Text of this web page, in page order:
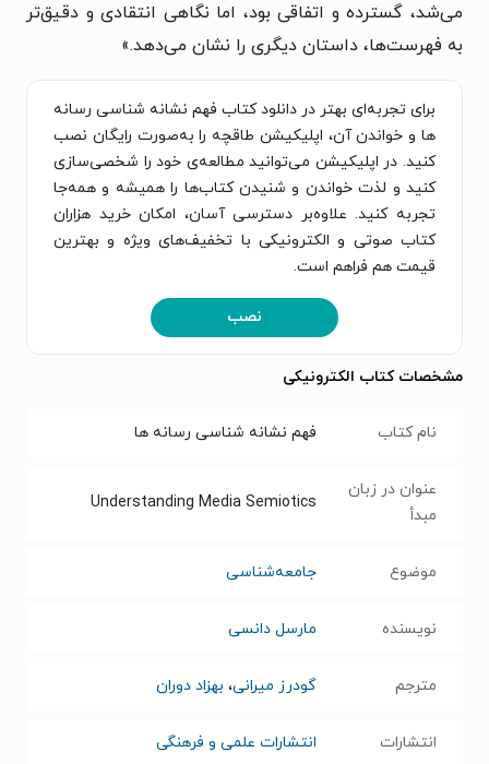
می‌شد، گسترده و اتفاقی بود، اما نگاهی انتقادی و دقیق‌تر
به فهرست‌ها، داستان دیگری را نشان می‌دهد.»
برای تجربه‌ای بهتر در دانلود کتاب فهم نشانه شناسی رسانه
ها و خواندن آن، اپلیکیشن طاقچه را به‌صورت رایگان نصب
کنید. در اپلیکیشن می‌توانید مطالعه‌ی خود را شخصی‌سازی
کنید و لذت خواندن و شنیدن کتاب‌ها را همیشه و همه‌جا
تجربه کنید. علاوه‌بر دسترسی آسان، امکان خرید هزاران
کتاب صوتی و الکترونیکی با تخفیف‌های ویژه و بهترین
قیمت هم فراهم است.
نصب
مشخصات کتاب الکترونیکی
نام کتاب فهم نشانه شناسی رسانه ها
عنوان در زبان
مبدأ
Understanding Media Semiotics
موضوع جامعه‌شناسی
نویسنده مارسل دانسی
مترجم گودرز میرانی، بهزاد دوران
انتشارات انتشارات علمی و فرهنگی